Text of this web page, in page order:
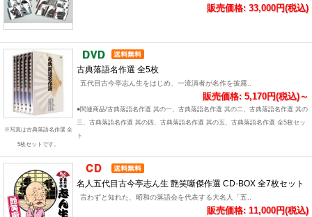
販売価格: 33,000円(税込)
※写真は古典落語名作選 全
5枚セットです。
古典落語名作選 全5枚
五代目古今亭志ん生をはじめ、一流演者が名作を披露..
販売価格: 5,170円(税込)～
●関連商品/古典落語名作選 其の一、古典落語名作選 其の二、古典落語名作選 其の
三、古典落語名作選 其の四、古典落語名作選 其の五、古典落語名作選 全5枚セッ
ト
名人五代目古今亭志ん生 艶笑噺傑作選 CD-BOX 全7枚セット
言わずと知れた、昭和の落語会を代表する大名人「五..
販売価格: 11,000円(税込)